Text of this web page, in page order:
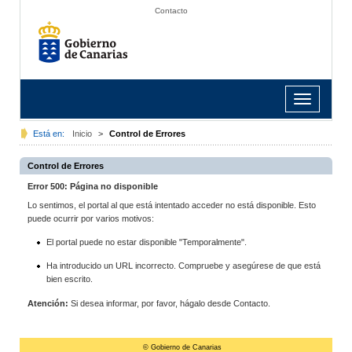
Contacto
Toggle
navigation
Está en: Inicio > Control de Errores
Control de Errores
Error 500: Página no disponible
Lo sentimos, el portal al que está intentado acceder no está disponible. Esto
puede ocurrir por varios motivos:
El portal puede no estar disponible "Temporalmente".
Ha introducido un URL incorrecto. Compruebe y asegúrese de que está
bien escrito.
Atención: Si desea informar, por favor, hágalo desde Contacto.
© Gobierno de Canarias